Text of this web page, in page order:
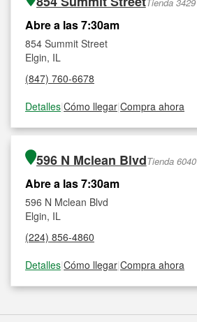
Abre a las 7:30am
854 Summit Street
Elgin, IL
(847) 760-6678
Detalles|Cómo llegar|Compra ahora
596 N Mclean BlvdTienda 6040
Abre a las 7:30am
596 N Mclean Blvd
Elgin, IL
(224) 856-4860
Detalles|Cómo llegar|Compra ahora